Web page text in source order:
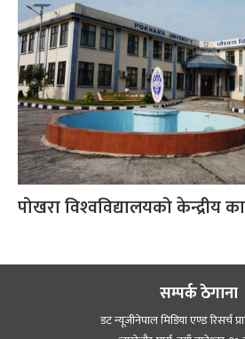
पोखरा विश्‍वविद्यालयको केन्द्रीय
सम्पर्क ठेगाना
डट न्यूजीनेपाल मिडिया एण्ड रिसर्च